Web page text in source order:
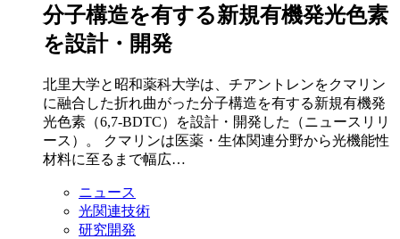
分子構造を有する新規有機発光色素
を設計・開発
北里大学と昭和薬科大学は、チアントレンをクマリン
に融合した折れ曲がった分子構造を有する新規有機発
光色素（6,7-BDTC）を設計・開発した（ニュースリリ
ース）。 クマリンは医薬・生体関連分野から光機能性
材料に至るまで幅広…
ニュース
光関連技術
研究開発